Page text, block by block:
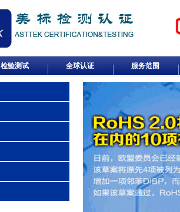
检验测试 全球认证 服务范围